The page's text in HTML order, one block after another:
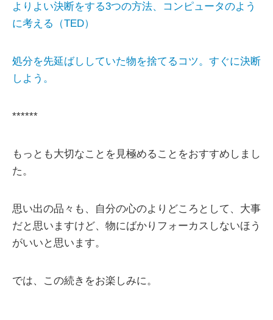
よりよい決断をする3つの方法、コンピュータのよう
に考える（TED）
処分を先延ばししていた物を捨てるコツ。すぐに決断
しよう。
******
もっとも大切なことを見極めることをおすすめしまし
た。
思い出の品々も、自分の心のよりどころとして、大事
だと思いますけど、物にばかりフォーカスしないほう
がいいと思います。
では、この続きをお楽しみに。